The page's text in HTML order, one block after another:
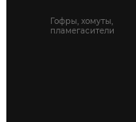
Гофры, хомуты,
пламегасители